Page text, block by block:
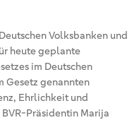
Volksbanken und
heute geplante
im Deutschen
Gesetz genannten
Ehrlichkeit und
Präsidentin Marija